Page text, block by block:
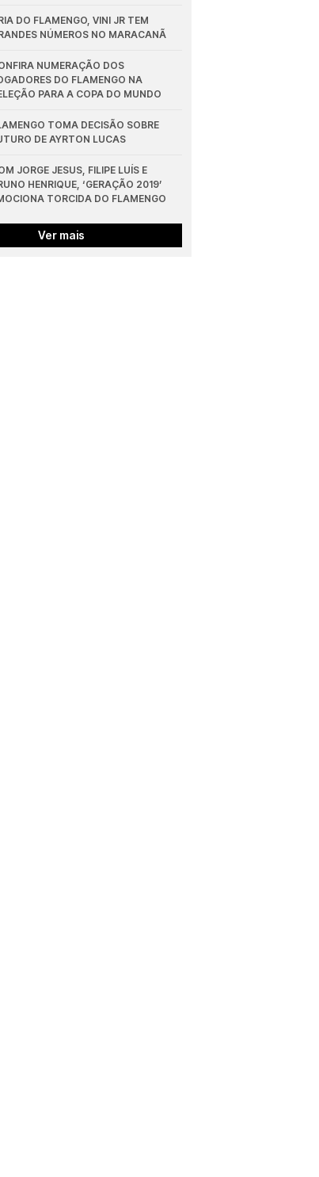
DO FLAMENGO, VINI JR TEM
NÚMEROS NO MARACANÃ
NUMERAÇÃO DOS
DO FLAMENGO NA
PARA A COPA DO MUNDO
TOMA DECISÃO SOBRE
DE AYRTON LUCAS
JORGE JESUS, FILIPE LUÍS E
HENRIQUE, ‘GERAÇÃO 2019’
TORCIDA DO FLAMENGO
Ver mais